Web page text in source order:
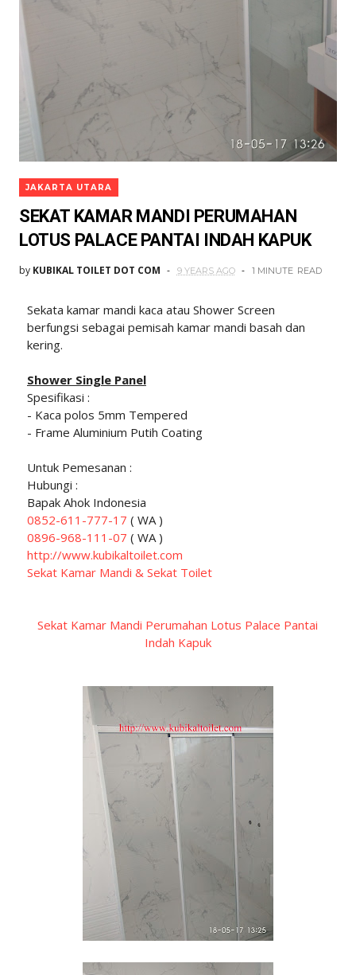
JAKARTA UTARA
SEKAT KAMAR MANDI PERUMAHAN
LOTUS PALACE PANTAI INDAH KAPUK
by KUBIKAL TOILET DOT COM 9 YEARS AGO 1 MINUTE READ
Sekata kamar mandi kaca atau Shower Screen
berfungsi sebagai pemisah kamar mandi basah dan
kering.
Shower Single Panel
Spesifikasi :
- Kaca polos 5mm Tempered
- Frame Aluminium Putih Coating
Untuk Pemesanan :
Hubungi :
Bapak Ahok Indonesia
0852-611-777-17 ( WA )
0896-968-111-07 ( WA )
http://www.kubikaltoilet.com
Sekat Kamar Mandi & Sekat Toilet
Sekat Kamar Mandi Perumahan Lotus Palace Pantai
Indah Kapuk